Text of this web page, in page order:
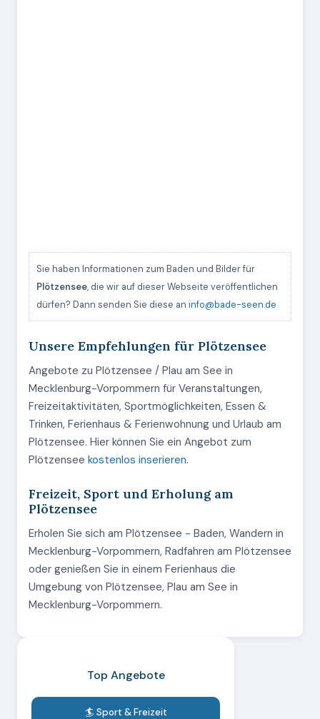
Sie haben Informationen zum Baden und Bilder für
Plötzensee, die wir auf dieser Webseite veröffentlichen
dürfen? Dann senden Sie diese an info@bade-seen.de
Unsere Empfehlungen für Plötzensee
Angebote zu Plötzensee / Plau am See in
Mecklenburg-Vorpommern für Veranstaltungen,
Freizeitaktivitäten, Sportmöglichkeiten, Essen &
Trinken, Ferienhaus & Ferienwohnung und Urlaub am
Plötzensee. Hier können Sie ein Angebot zum
Plötzensee kostenlos inserieren.
Freizeit, Sport und Erholung am
Plötzensee
Erholen Sie sich am Plötzensee - Baden, Wandern in
Mecklenburg-Vorpommern, Radfahren am Plötzensee
oder genießen Sie in einem Ferienhaus die
Umgebung von Plötzensee, Plau am See in
Mecklenburg-Vorpommern.
Top Angebote
🏄 Sport & Freizeit